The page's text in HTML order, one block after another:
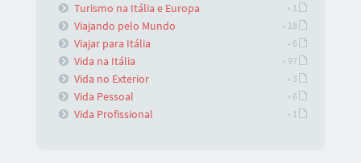
Turismo na Itália e Europa » 1
Viajando pelo Mundo » 18
Viajar para Itália » 6
Vida na Itália » 97
Vida no Exterior » 3
Vida Pessoal » 6
Vida Profissional » 1